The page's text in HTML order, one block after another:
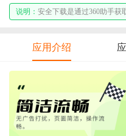
说明： 安全下载是通过360助手获
应用介绍